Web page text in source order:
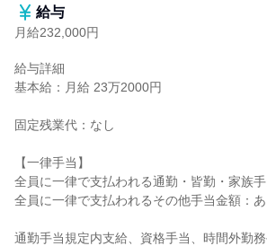
給与
月給232,000円
給与詳細
基本給：月給 23万2000円
固定残業代：なし
【一律手当】
全員に一律で支払われる通勤・皆勤・家族
全員に一律で支払われるその他手当金額：あ
通勤手当規定内支給、資格手当、時間外勤